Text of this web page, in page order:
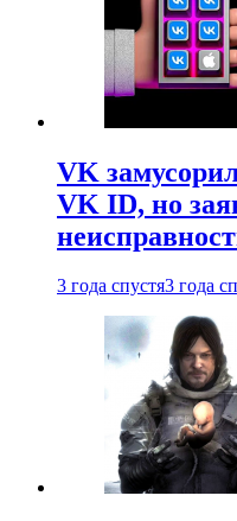
VK
VK ID, но
3 года спустя3 года